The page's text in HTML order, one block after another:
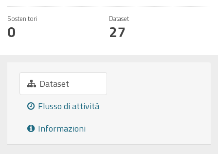
Sostenitori
0
Dataset
27
Dataset
Flusso di attività
Informazioni